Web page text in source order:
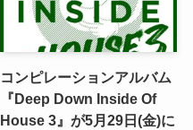
コンピレーションアルバム
『Deep Down Inside Of
House 3』が5月29日(金)に